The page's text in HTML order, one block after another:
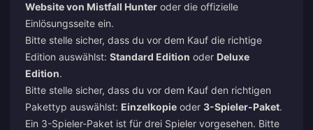
Website von Mistfall Hunter oder die offizielle
Einlösungsseite ein.
Bitte stelle sicher, dass du vor dem Kauf die richtige
Edition auswählst: Standard Edition oder Deluxe
Edition.
Bitte stelle sicher, dass du vor dem Kauf den richtigen
Pakettyp auswählst: Einzelkopie oder 3-Spieler-Paket.
Ein 3-Spieler-Paket ist für drei Spieler vorgesehen. Bitte